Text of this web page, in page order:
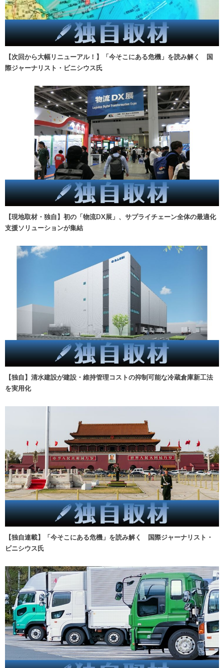
【次回から大幅リニューアル！】「今そこにある危機」を読み解く 国
際ジャーナリスト・ビニシウス氏
【現地取材・独自】初の「物流DX展」、サプライチェーン全体の最適化
支援ソリューションが集結
【独自】清水建設が建設・維持管理コストの抑制可能な冷蔵倉庫新工法
を実用化
【独自連載】「今そこにある危機」を読み解く 国際ジャーナリスト・
ビニシウス氏